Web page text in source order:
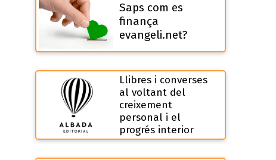
Saps com es
finança
evangeli.net?
Llibres i converses
al voltant del
creixement
personal i el
progrés interior